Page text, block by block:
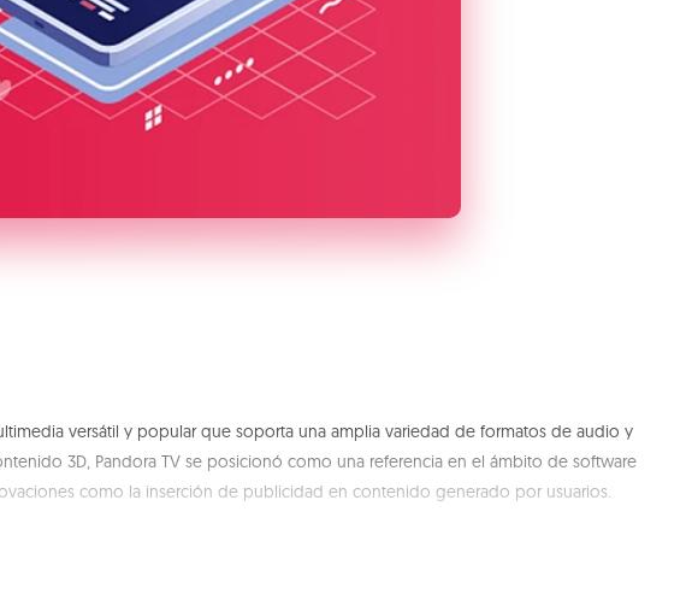
versátil y popular que soporta una amplia variedad de formatos de audio y
3D, Pandora TV se posicionó como una referencia en el ámbito de software
como la inserción de publicidad en contenido generado por usuarios.